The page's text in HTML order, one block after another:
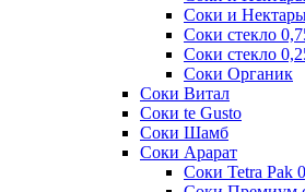
Соки и
Соки стекло
Соки стекло
Соки Органик
Соки Витал
Соки te Gusto
Соки Шамб
Соки Арарат
Соки Tetra Pak